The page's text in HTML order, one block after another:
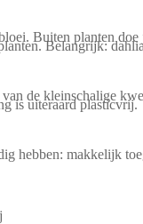
Buiten planten
Belangrijk:
de kleinschalige
is uiteraard plasticvrij.
hebben: makkelijk